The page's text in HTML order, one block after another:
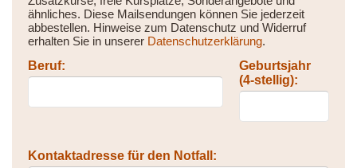
ähnliches. Diese Mailsendungen können Sie jederzeit
abbestellen. Hinweise zum Datenschutz und Widerruf
erhalten Sie in unserer Datenschutzerklärung.
Beruf:
Geburtsjahr
(4-stellig):
Kontaktadresse für den Notfall: